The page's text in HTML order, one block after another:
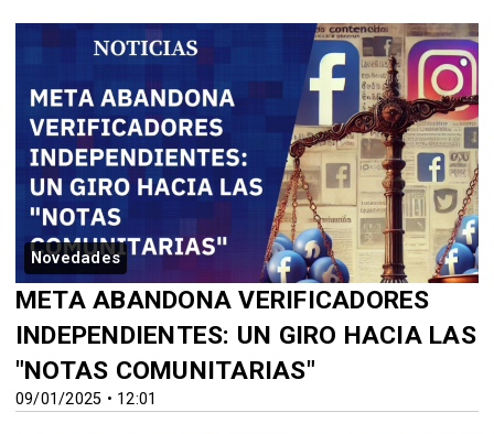
Novedades
09/01/2025 • 12:01
META ABANDONA VERIFICADORES
INDEPENDIENTES: UN GIRO HACIA LAS
"NOTAS COMUNITARIAS"